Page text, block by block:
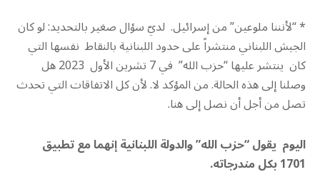
* “لأنننا ملوعين” من إسرائيل. لديّ سؤال صغير بالتحديد: لو كان
الجيش اللبناني منتشراً على حدود اللبنانية بالنقاط نفسها التي
كان ينتشر عليها “حزب الله” في 7 تشرين الأول 2023 هل
وصلنا إلى هذه الحالة. من المؤكد لا. لأن كل الاتفاقات التي تحدث
تصل من أجل أن نصل إلى هنا.
اليوم يقول “حزب الله” والدولة اللبنانية إنهما مع تطبيق
1701 بكل مندرجاته
.